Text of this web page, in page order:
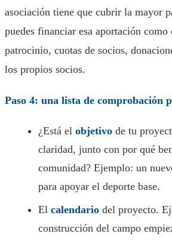
asociación tiene que cubrir la mayor
puedes financiar esa aportación como
patrocinio, cuotas de socios,
los propios socios.
Paso 4: una lista de comprobación
¿Está el objetivo de tu
claridad, junto con por qué
comunidad? Ejemplo: un
para apoyar el deporte base.
El calendario del proyecto.
construcción del campo